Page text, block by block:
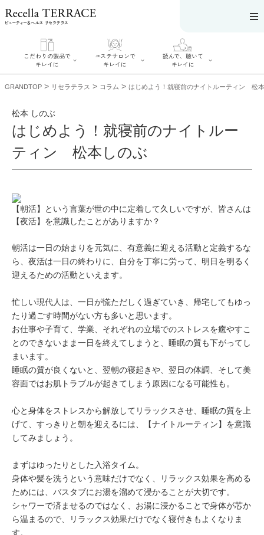
こだわりの製品で
キレイに
こだわりの製品
でキレイに
SERIES#01 私た
SERIES#03 無
添加化粧品につ
いて
エステサロンで
キレイに
キレイに
リフティング認
す
リフティング認
定とは？
読んで、聴いて
キレイに
リセラジャーナ
奥迫協子スペシ
ャルコンテンツ
お悩みから記事
のしわ 敏感肌 た
るみ シミ
ミューズへの伝
GRANDTOP > リセラテラス > コラム > はじめよう！就寝前のナイトルーティン 松
松本 しのぶ
はじめよう！就寝前のナイトルー
ティン 松本しのぶ
【朝活】
という言葉が世の中に定着して久しいですが、皆さんは
【夜活】 を意識したことがありますか？
朝活は一日の始まりを元気に、有意義に迎える活動と定義するな
ら、夜活は一日の終わりに、自分を丁寧に労って、明日を明るく
迎えるための活動といえます。
忙しい現代人は、一日が慌ただしく過ぎていき、帰宅してもゆっ
たり過ごす時間がない方も多いと思います。
お仕事や子育て、学業、それぞれの立場でのストレスを癒やすこ
とのできないまま一日を終えてしまうと、睡眠の質も下がってし
まいます。
睡眠の質が良くないと、翌朝の寝起きや、翌日の体調、そして美
容面ではお肌トラブルが起きてしまう原因になる可能性も。
心と身体をストレスから解放してリラックスさせ、睡眠の質を上
げて、すっきりと朝を迎えるには、
【ナイトルーティン】 を意識
してみましょう。
まずはゆったりとした 入浴タイム。
身体や髪を洗うという意味だけでなく、リラックス効果を高める
ためには、バスタブにお湯を溜めて浸かることが大切です。
シャワーで済ませるのではなく、お湯に浸かることで身体が芯か
ら温まるので、リラックス効果だけでなく寝付きもよくなりま
す。